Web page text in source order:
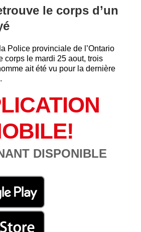
le corps d’un
Police provinciale de l’Ontario
corps le mardi 25 aout, trois
ait été vu pour la dernière
DISPONIBLE